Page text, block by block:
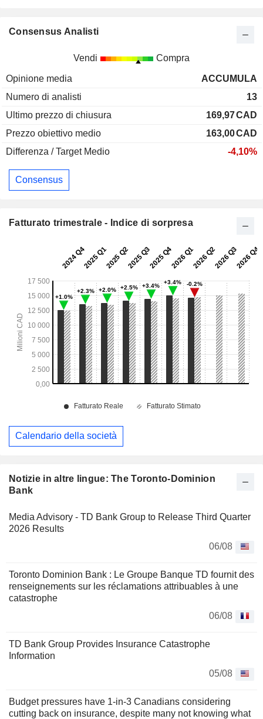
Notizie in altre lingue: The Toronto-Dominion
Bank
Media Advisory - TD Bank Group to Release Third Quarter
2026 Results
06/08
Toronto Dominion Bank : Le Groupe Banque TD fournit des
renseignements sur les réclamations attribuables à une
catastrophe
06/08
TD Bank Group Provides Insurance Catastrophe
Information
05/08
Budget pressures have 1-in-3 Canadians considering
cutting back on insurance, despite many not knowing what
Consensus Analisti
Vendi Compra
Opinione media
ACCUMULA
Numero di analisti
13
Ultimo prezzo di chiusura
169,97CAD
Prezzo obiettivo medio
163,00CAD
Differenza / Target Medio
-4,10%
Consensus
Fatturato trimestrale - Indice di sorpresa
Calendario della società